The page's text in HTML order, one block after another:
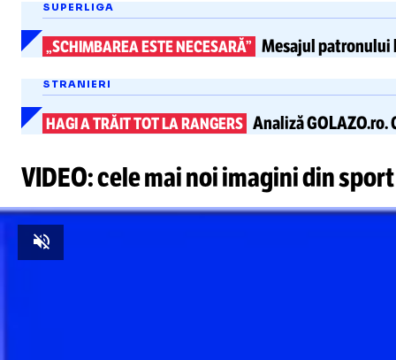
SUPERLIGA
„SCHIMBAREA ESTE NECESARĂ” Mesajul patronului
STRANIERI
HAGI A TRĂIT TOT LA RANGERS AnalizăGOLAZO.ro.
VIDEO: cele mai noi imagini din sport
Unmute